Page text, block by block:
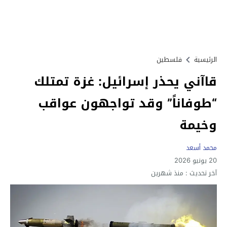
الرئيسية فلسطين
قاآني يحذر إسرائيل: غزة تمتلك
“طوفاناً” وقد تواجهون عواقب
وخيمة
محمد أسعد
20 يونيو 2026
آخر تحديث : منذ شهرين